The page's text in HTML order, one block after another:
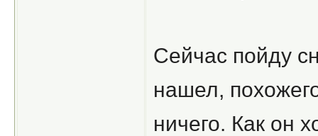
Сейчас пойду
нашел,
ничего. Как он